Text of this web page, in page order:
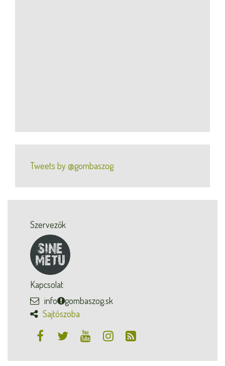
Tweets by @gombaszog
Szervezők
Kapcsolat
info
gombaszog.sk
Sajtószoba